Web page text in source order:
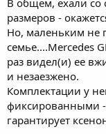
размеров -
Но, маленьким не
семье....Mercedes
раз видел(и) ее
и незаезжено.
Комплектации у
фиксированными
гарантирует